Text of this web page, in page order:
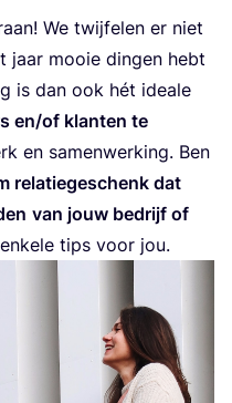
We twij­fe­len er niet
jaar mooie din­gen hebt
is dan ook hét ide­a­le
en/​of klan­ten te
en samen­wer­king. Ben
rela­tie­ge­schenk dat
van jouw bedrijf of
tips voor jou.